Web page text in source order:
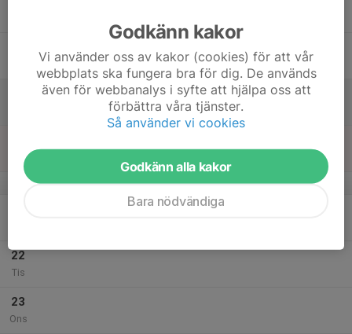
Sön
v.52
22
Tis
23
Ons
Godkänn kakor
Vi använder oss av kakor (cookies) för att vår
webbplats ska fungera bra för dig. De används
även för webbanalys i syfte att hjälpa oss att
förbättra våra tjänster.
Så använder vi cookies
Godkänn alla kakor
Bara nödvändiga